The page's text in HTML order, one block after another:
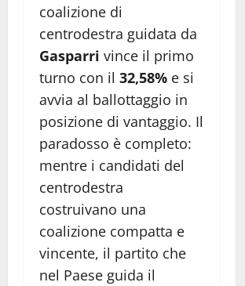
coalizione di
centrodestra guidata da
Gasparri vince il primo
turno con il 32,58% e si
avvia al ballottaggio in
posizione di vantaggio. Il
paradosso è completo:
mentre i candidati del
centrodestra
costruivano una
coalizione compatta e
vincente, il partito che
nel Paese guida il